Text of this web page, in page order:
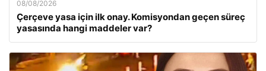
08/08/2026
Çerçeve yasa için ilk onay. Komisyondan geçen süreç
yasasında hangi maddeler var?